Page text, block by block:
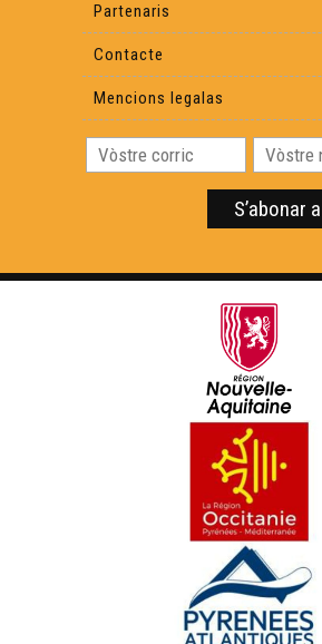
Partenaris
Contacte
Mencions legalas